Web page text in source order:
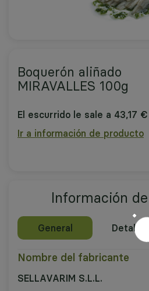
Boquerón aliñado
MIRAVALLES 100g
El escurrido le sale a 43,17 €
Ir a información de producto
Información
General Detalles
Nombre del fabricante
SELLAVARIM S.L.L.